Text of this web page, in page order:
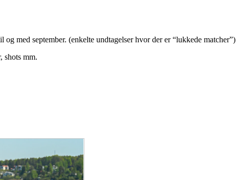
med september. (enkelte undtagelser hvor der er “lukkede matcher”)
shots mm.